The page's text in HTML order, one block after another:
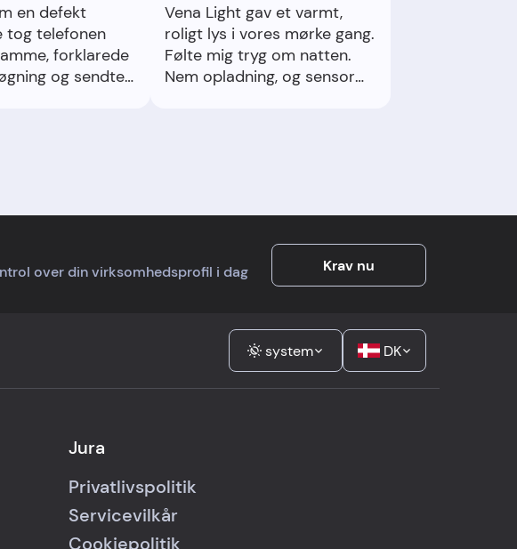
en defekt
tog telefonen
forklarede
og sendte
Vena Light gav et varmt,
roligt lys i vores mørke gang.
Følte mig tryg om natten.
Nem opladning, og sensor
over din virksomhedsprofil i dag
Krav nu
system DK
Jura
Privatlivspolitik
Servicevilkår
Cookiepolitik